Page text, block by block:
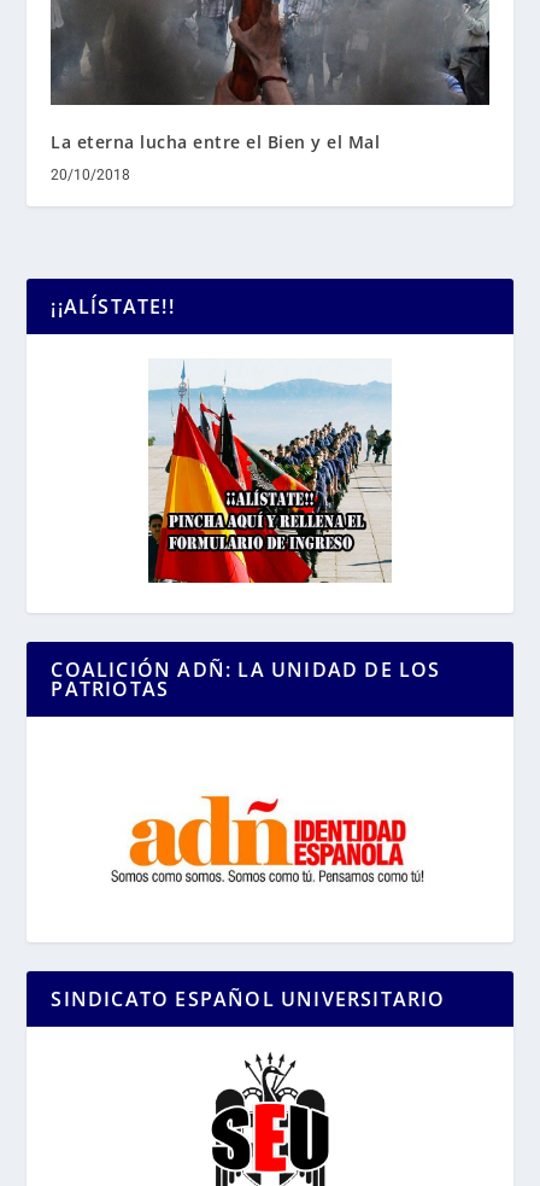
La eterna lucha entre el Bien y el Mal
20/10/2018
¡¡ALÍSTATE!!
COALICIÓN ADÑ: LA UNIDAD DE LOS
PATRIOTAS
SINDICATO ESPAÑOL UNIVERSITARIO